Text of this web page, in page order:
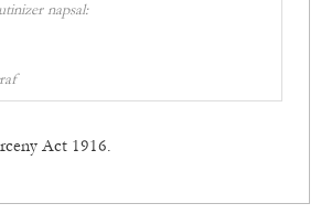
napsal:
Act 1916.